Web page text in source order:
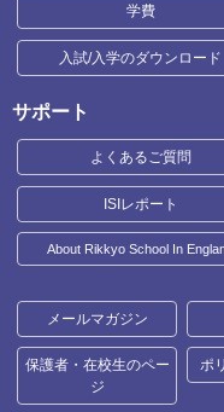
学費
入試/入学のダウンロード
サポート
よくあるご質問
ISIレポート
About Rikkyo School In
メールマガジン
保護者・在校生のペー
ジ
ポ